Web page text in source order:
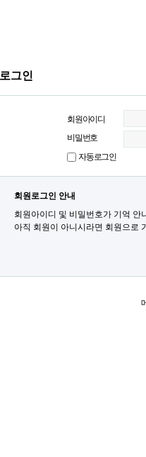
로그인
회원아이디
비밀번호
자동로그인
회원로그인 안내
회원아이디 및 비밀번호가 기억 안
아직 회원이 아니시라면 회원으로